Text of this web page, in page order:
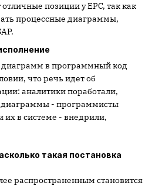
отличные позиции у EPC, так как
процессные диаграммы,
в программный код
что речь идет об
аналитики поработали,
диаграммы - программисты
их в системе - внедрили,
такая постановка
распространенным становится